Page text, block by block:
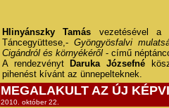
Hlinyánszky Tamás vezetésével a
Táncegyüttese,-Gyöngyösfalvi
Cigándról és környékéről - című
A rendezvényt
Daruka Józsefné
pihenést kívánt az ünnepelteknek.
MEGALAKULT AZ ÚJ
2010. október 22.